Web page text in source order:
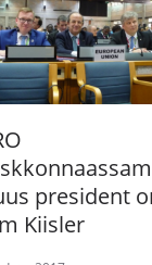
president
Kiisler